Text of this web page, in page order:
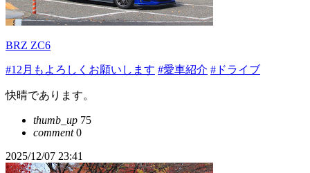
BRZ ZC6
#12月もよろしくお願いします #愛車紹介 #ドライブ
快晴であります。
thumb_up 75
comment0
2025/12/07 23:41